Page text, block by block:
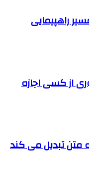
نقطه از مسیر راهپیمایی
از کسی اجازه
متن تبدیل می کند